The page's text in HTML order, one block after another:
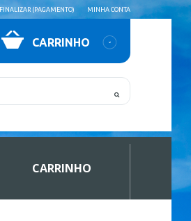
FINALIZAR (PAGAMENTO) MINHA CONTA
CARRINHO
CARRINHO